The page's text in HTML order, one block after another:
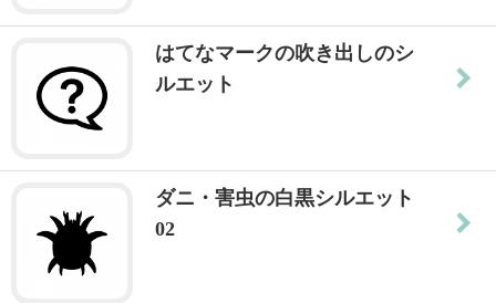
はてなマークの吹き出しのシ
ルエット
ダニ・害虫の白黒シルエット
02